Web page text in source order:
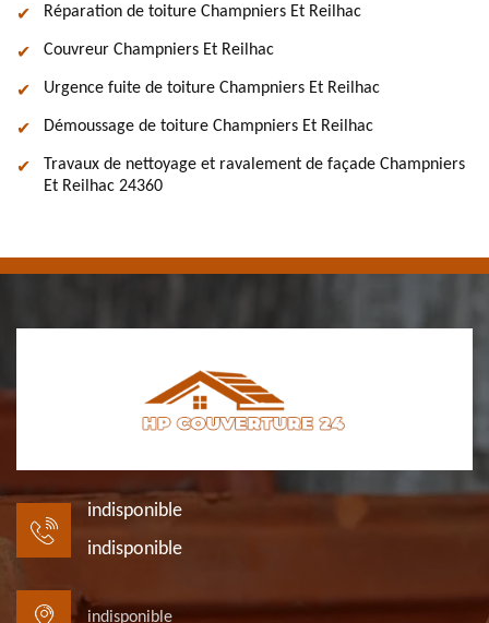
Réparation de toiture Champniers Et Reilhac
Couvreur Champniers Et Reilhac
Urgence fuite de toiture Champniers Et Reilhac
Démoussage de toiture Champniers Et Reilhac
Travaux de nettoyage et ravalement de façade Champniers
Et Reilhac 24360
indisponible
indisponible
indisponible